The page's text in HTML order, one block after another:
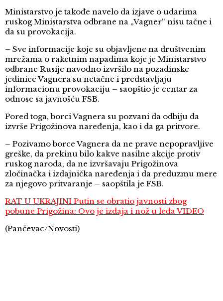
Ministarstvo je takođe navelo da izjave o udarima
ruskog Ministarstva odbrane na „Vagner“ nisu tačne i
da su provokacija.
– Sve informacije koje su objavljene na društvenim
mrežama o raketnim napadima koje je Ministarstvo
odbrane Rusije navodno izvršilo na pozadinske
jedinice Vagnera su netačne i predstavljaju
informacionu provokaciju – saopštio je centar za
odnose sa javnošću FSB.
Pored toga, borci Vagnera su pozvani da odbiju da
izvrše Prigožinova naređenja, kao i da ga pritvore.
– Pozivamo borce Vagnera da ne prave nepopravljive
greške, da prekinu bilo kakve nasilne akcije protiv
ruskog naroda, da ne izvršavaju Prigožinova
zločinačka i izdajnička naređenja i da preduzmu mere
za njegovo pritvaranje – saopštila je FSB.
RAT U UKRAJINI Putin se obratio javnosti zbog
pobune Prigožina: Ovo je izdaja i nož u leđa VIDEO
(Pančevac/Novosti)